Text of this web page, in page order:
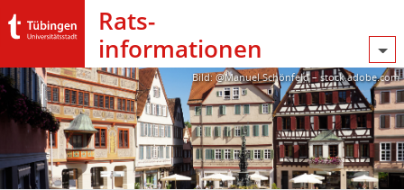
Rats­
informationen
Bild: @Manuel Schönfeld – stock.adobe.com